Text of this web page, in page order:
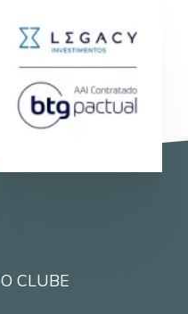
O CLUBE